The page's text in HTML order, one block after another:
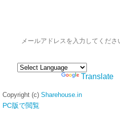
Translate
Copyright (c) Sharehouse.in
PC版で閲覧